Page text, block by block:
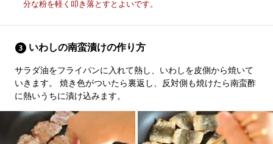
分な粉を軽く叩き落とすとよいです。
いわしの南蛮漬けの作り方
サラダ油をフライパンに入れて熱し、いわしを皮側から焼いて
いきます。 焼き色がついたら裏返し、反対側も焼けたら南蛮酢
に熱いうちに漬け込みます。